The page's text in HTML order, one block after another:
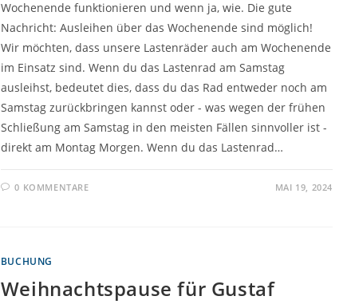
Wochenende funktionieren und wenn ja, wie. Die gute
Nachricht: Ausleihen über das Wochenende sind möglich!
Wir möchten, dass unsere Lastenräder auch am Wochenende
im Einsatz sind. Wenn du das Lastenrad am Samstag
ausleihst, bedeutet dies, dass du das Rad entweder noch am
Samstag zurückbringen kannst oder - was wegen der frühen
Schließung am Samstag in den meisten Fällen sinnvoller ist -
direkt am Montag Morgen. Wenn du das Lastenrad…
0 KOMMENTARE MAI 19, 2024
BUCHUNG
Weihnachtspause für Gustaf